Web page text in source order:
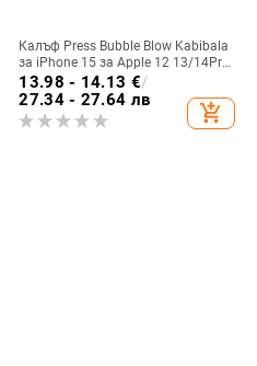
Калъф Press Bubble Blow Kabibala
за iPhone 15 за Apple 12 13/14Pro
Max, устойчив на изпускане 11
13.98 - 14.13 €/
27.34 - 27.64 лв
add_shopping_cart